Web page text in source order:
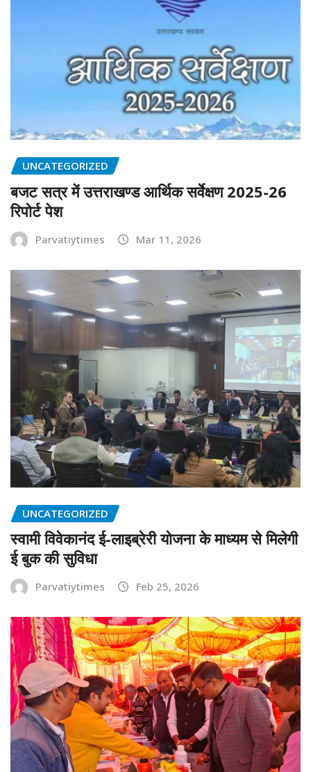
UNCATEGORIZED
बजट सत्र में उत्तराखण्ड आर्थिक सर्वेक्षण 2025-26
रिपोर्ट पेश
Parvatiytimes Mar 11, 2026
UNCATEGORIZED
स्वामी विवेकानंद ई-लाइब्रेरी योजना के माध्यम से मिलेगी
ई बुक की सुविधा
Parvatiytimes Feb 25, 2026